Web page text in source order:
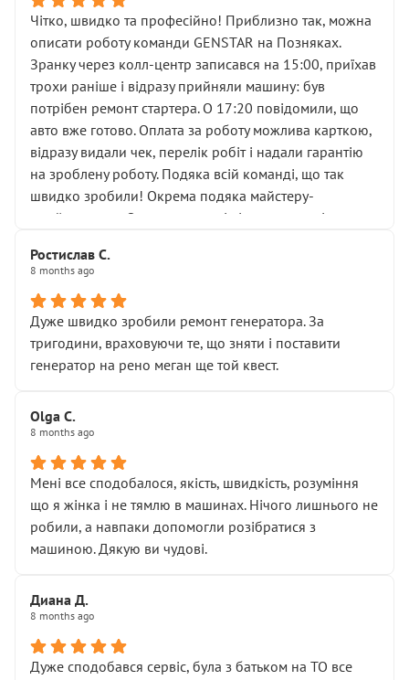
ущільнювачів.
Що прикро — це не перший мій візит. Раніше міняв у
вас стартер, і тоді сервіс наче справив хороше
враження. Але згодом знайшов декілька гайок під
лобовим склом. Мені пояснили, що це “старі гайки, які
відкручували”, і попросили не хвилюватися. ( надіюсь
новий власник, не застяг в полі))
Але після нинішнього візиту такі дрібниці вже не
здаються дрібницями.
Я — клієнт, який працює на довірі, і саме її цей сервіс
Хотілося б більше:
• належної уваги до авто
• прозорості в роботах і рахунках
• реальної діагностики, а не формального
“подивились і поїхав”
На жаль, складається враження, що сервіс працює не
Стосовно комунікації - все добре
Чітко, швидко та професійно! Приблизно так, можна
описати роботу команди GENSTAR на Позняках.
Зранку через колл-центр записався на 15:00, приїхав
трохи раніше і відразу прийняли машину: був
потрібен ремонт стартера. О 17:20 повідомили, що
авто вже готово. Оплата за роботу можлива карткою,
відразу видали чек, перелік робіт і надали гарантію
на зроблену роботу. Подяка всій команді, що так
швидко зробили! Окрема подяка майстеру-
приймальнику Олександру: всі чітко та по суті.
звертатися до цього автосервісу.
Ростислав С.
8 months ago
Дуже швидко зробили ремонт генератора. За
тригодини, враховуючи те, що зняти і поставити
генератор на рено меган ще той квест.
Olga С.
8 months ago
Мені все сподобалося, якість, швидкість, розуміння
що я жінка і не тямлю в машинах. Нічого лишнього не
робили, а навпаки допомогли розібратися з
машиною. Дякую ви чудові.
Диана Д.
8 months ago
Дуже сподобався сервіс, була з батьком на ТО все